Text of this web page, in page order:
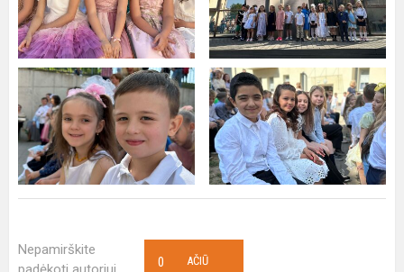
Nepamirškite
AČIŪ
0